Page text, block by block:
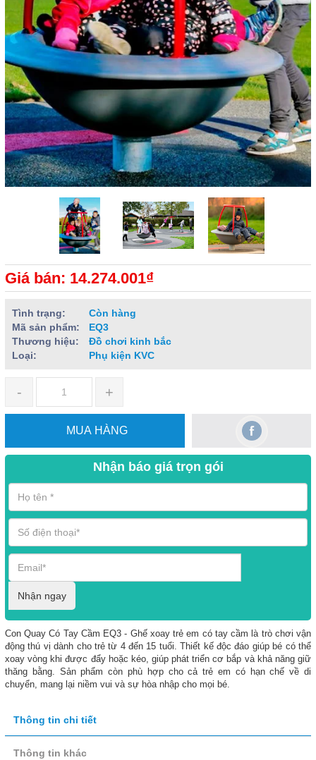
Giá bán: 14.274.001₫
Tình trạng:
Còn hàng
Mã sản phẩm:
EQ3
Thương hiệu:
Đồ chơi kinh bắc
Loại:
Phụ kiện KVC
- +
MUA HÀNG
Nhận báo giá trọn gói
Nhận ngay
Con Quay Có Tay Cầm EQ3 - Ghế xoay trẻ em có tay cầm là trò chơi vận
động thú vị dành cho trẻ từ 4 đến 15 tuổi. Thiết kế độc đáo giúp bé có thể
xoay vòng khi được đẩy hoặc kéo, giúp phát triển cơ bắp và khả năng giữ
thăng bằng. Sản phẩm còn phù hợp cho cả trẻ em có hạn chế về di
chuyển, mang lại niềm vui và sự hòa nhập cho mọi bé.
Thông tin chi tiết
Thông tin khác